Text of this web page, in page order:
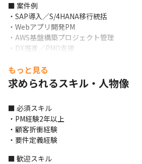
■ 案件例
・SAP導入／S/4HANA移行統括
・Webアプリ開発PM
・AWS基盤構築プロジェクト管理
・DX推進／PMO支援
上流工程比率が高く、裁量を持って推進で
※会社の雰囲気や取り組みの一部を
ご興味のある方は、参考情報としてご覧
https://www.youtube.com/channel/
vXg
もっと見る
求められるスキル・人物像
■ 必須スキル
・PM経験2年以上
・顧客折衝経験
・要件定義経験
■ 歓迎スキル